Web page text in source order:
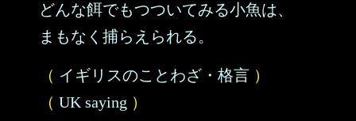
どんな餌でもつついてみる小魚は、
まもなく捕らえられる。
（ イギリスのことわざ・格言 ）
（ UK saying ）